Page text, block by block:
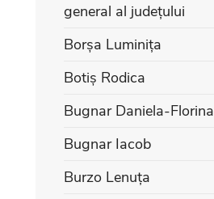
general al județului
Borșa Luminița
Botiș Rodica
Bugnar Daniela-Florina
Bugnar Iacob
Burzo Lenuța